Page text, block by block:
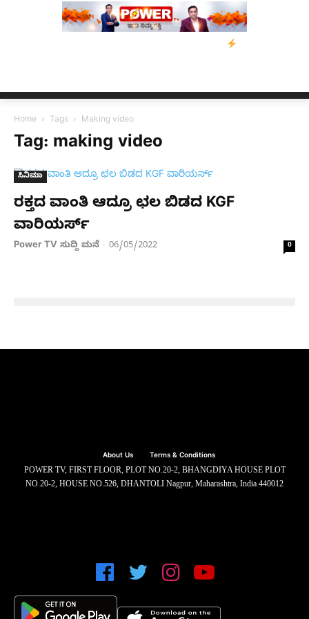
ನ್ಯೂಸ್ ಕಾರ್ಪ್‌ಗೆ
Home Tags Making video
Tag: making video
ಸಿನಿಮಾ
ರಕ್ತದ ವಾಂತಿ ಆದ್ರೂ ಛಲ ಬಿಡದ KGF
ವಾರಿಯರ್ಸ್
Power TV ಸುದ್ದಿ ಮನೆ - 06/05/2022 0
About Us Terms & Conditions
POWER TV, FIRST FLOOR, PLOT NO.20-2, BHANGDIYA HOUSE PLOT
NO.20-2, HOUSE NO.526, DHANTOLI Nagpur, Maharashtra, India 440012